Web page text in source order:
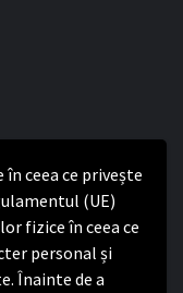
ceea ce privește
(UE)
fizice în ceea ce
personal și
Înainte de a